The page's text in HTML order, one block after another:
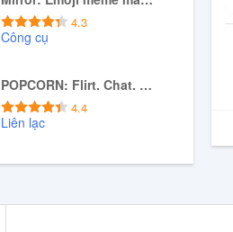
4.3
Công cụ
Tải xuống APK POPCORN: Flirt. Chat. Hot Date
4.4
Liên lạc
Tải xuống APK